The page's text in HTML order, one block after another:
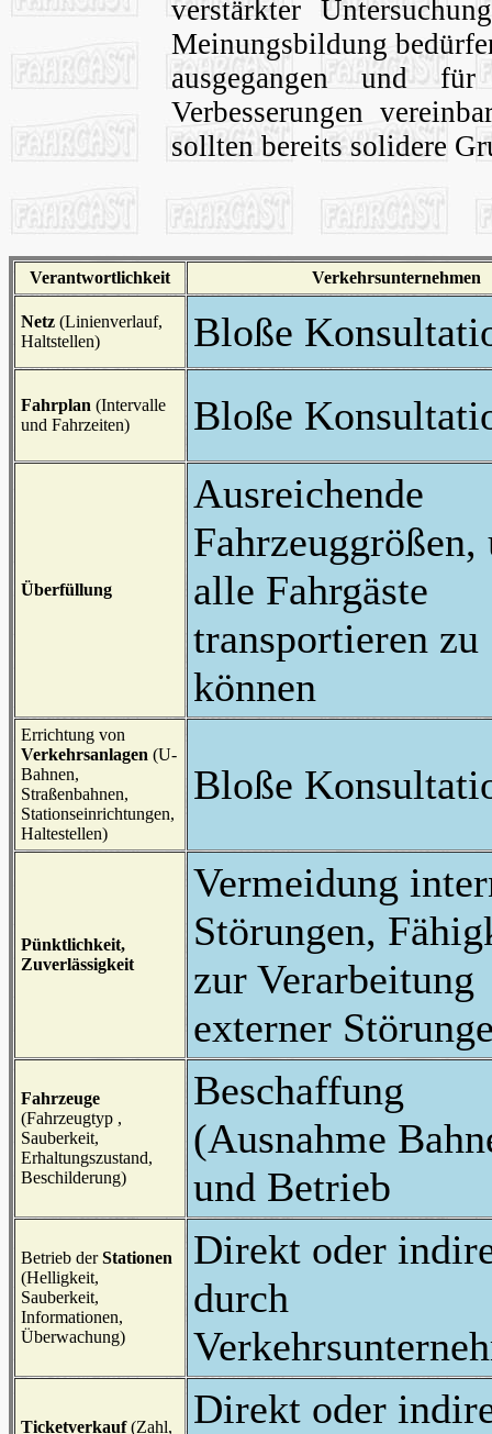
verstärkter
Meinungsbildung
ausgegangen und
Verbesserungen
sollten bereits solidere
Verantwortlichkeit Verkehrsunternehmen
Netz (Linienverlauf,
Haltstellen)
Bloße
Fahrplan (Intervalle
und Fahrzeiten)
Bloße
Überfüllung
Ausreichende
Fahrzeuggrößen,
alle Fahrgäste
transportieren zu
können
Errichtung von
Verkehrsanlagen (U-
Bahnen,
Straßenbahnen,
Stationseinrichtungen,
Haltestellen)
Bloße
Pünktlichkeit,
Zuverlässigkeit
Vermeidung
Störungen,
zur Verarbeitung
externer
Fahrzeuge
(Fahrzeugtyp ,
Sauberkeit,
Erhaltungszustand,
Beschilderung)
Beschaffung
(Ausnahme
und Betrieb
Betrieb derStationen
(Helligkeit,
Sauberkeit,
Informationen,
Überwachung)
Direkt oder
durch
Ticketverkauf(Zahl,
Direkt oder